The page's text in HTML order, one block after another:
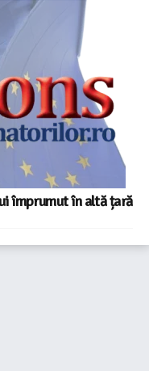
împrumut în altă țară